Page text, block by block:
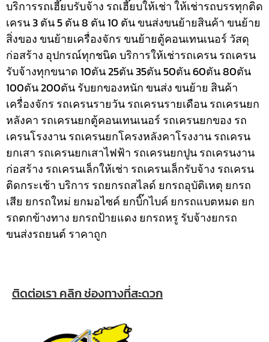
บริการรถเฮี๊ยบรับจ้าง รถเฮี๊ยบให้เช่า ให้เช่ารถบรรทุกติด
เครน 3 ตัน 5 ตัน 8 ตัน 10 ตัน ขนส่งขนย้ายสินค้า ขนย้าย
สิ่งของ ขนย้ายเครื่องจักร ขนย้ายตู้คอนเทนเนอร์ วัสดุ
ก่อสร้าง อุปกรณ์ทุกชนิดบริการให้เช่ารถเครน รถเครน
รับจ้างทุกขนาด 10ตัน 25ตัน 35ตัน 50ตัน 60ตัน 80ตัน
100ตัน 200ตัน รับยกของหนัก ขนส่ง ขนย้าย สินค้า
เครื่องจักร รถเครนรายวัน รถเครนรายเดือน รถเครนยก
หลังคา รถเครนยกตู้คอนเทนเนอร์ รถเครนยกของ รถ
เครนโรงงาน รถเครนยกโครงหลังคาโรงงาน รถเครน
ยกเสา รถเครนยกเสาไฟฟ้า รถเครนยกปูน รถเครนงาน
ก่อสร้าง รถเครนเล็กให้เช่า รถเครนเล็กรับจ้าง รถเครน
ติดกระเช้าบริการ รถยกรถสไลด์ ยกรถอุบัติเหตุ ยกรถ
เสีย ยกรถใหม่ ยกมอไซค์ ยกบิ๊กไบค์ ยกรถแบตหมด ยก
รถตกข้างทาง ยกรถป้ายแดง ยกรถหรู รับจ้างยกรถ
ขนส่งรถยนต์ ราคาถูก
ติดต่อเรา คลิก ช่องทางที่สะดวก